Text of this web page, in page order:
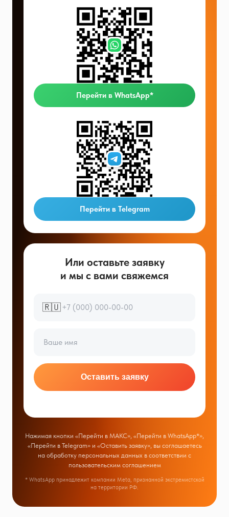
Перейти в WhatsApp*
Перейти в Telegram
Или оставьте заявку
и мы с вами свяжемся
🇷🇺
Оставить заявку
Нажимая кнопки «Перейти в МАКС», «Перейти в WhatsApp*»,
«Перейти в Telegram» и «Оставить заявку», вы соглашаетесь
на обработку персональных данных в соответствии с
пользовательским соглашением
* WhatsApp принадлежит компании Meta, признанной экстремистской
на территории РФ.